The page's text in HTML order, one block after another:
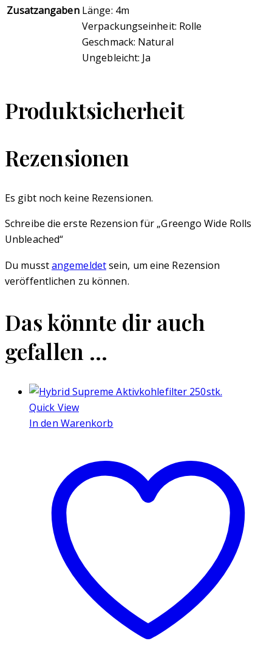
Zusatzangaben Länge: 4m
Verpackungseinheit: Rolle
Geschmack: Natural
Ungebleicht: Ja
Produktsicherheit
Rezensionen
Es gibt noch keine Rezensionen.
Schreibe die erste Rezension für „Greengo Wide Rolls
Unbleached“
Du musstangemeldetsein, um eine Rezension
veröffentlichen zu können.
Das könnte dir auch
gefallen …
Quick View
In den Warenkorb